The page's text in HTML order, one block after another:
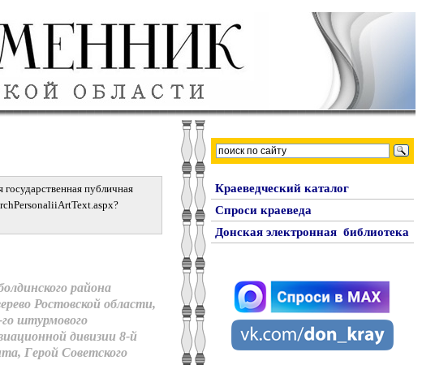
публичная
района
Ростовской области,
штурмового
дивизии 8-й
Герой Советского
Краеведческий каталог
Спроси краеведа
Донская электронная библиотека